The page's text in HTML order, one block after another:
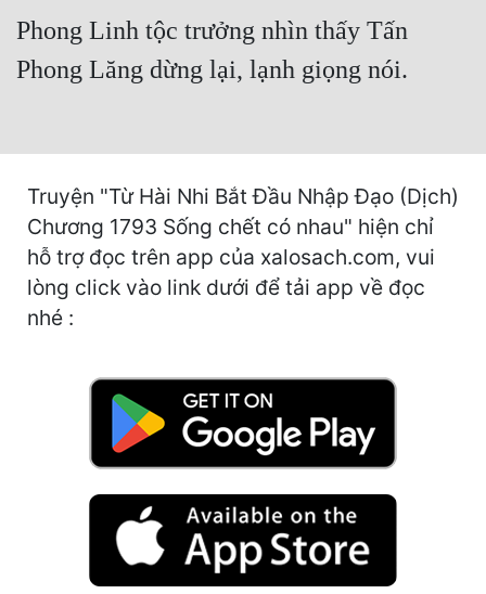
Góc Nhìn Nữ
Huyền Huyễn
Huyền Ảo
Hài Hước
Hệ Thống
Học Đường
Khoa Huyễn
Phong Linh tộc trưởng nhìn thấy Tấn
Phong Lăng dừng lại, lạnh giọng nói.
Truyện "Từ Hài Nhi Bắt Đầu Nhập Đạo (Dịch)
Chương 1793 Sống chết có nhau" hiện chỉ
hỗ trợ đọc trên app của xalosach.com, vui
lòng click vào link dưới để tải app về đọc
nhé :